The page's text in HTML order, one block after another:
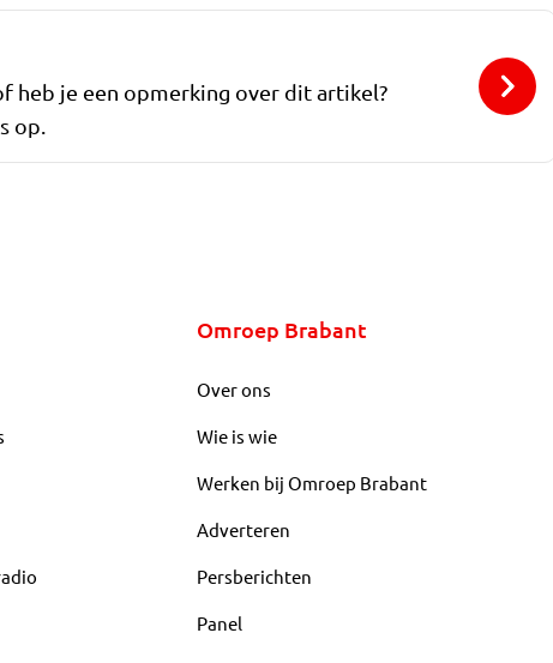
heb je een opmerking over dit artikel?
op.
Omroep Brabant
Over ons
Wie is wie
Werken bij Omroep Brabant
Adverteren
Persberichten
Panel